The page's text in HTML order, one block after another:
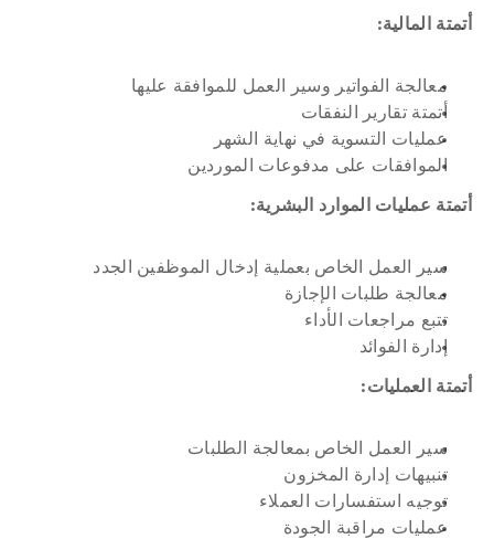
أتمتة المالية:
معالجة الفواتير وسير العمل للموافقة عليها
أتمتة تقارير النفقات
عمليات التسوية في نهاية الشهر
الموافقات على مدفوعات الموردين
أتمتة عمليات الموارد البشرية:
سير العمل الخاص بعملية إدخال الموظفين الجدد
معالجة طلبات الإجازة
تتبع مراجعات الأداء
إدارة الفوائد
أتمتة العمليات:
سير العمل الخاص بمعالجة الطلبات
تنبيهات إدارة المخزون
توجيه استفسارات العملاء
عمليات مراقبة الجودة